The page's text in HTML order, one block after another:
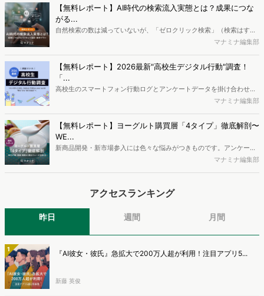
データを活用し、Web上の消費者行動を起点とした競合サイト分析や
消費者分析が可能です。今回はDockpitならではの利便性の高い機能
や活用方法を解説します。
【無料レポート】AI時代の検索流入実態とは？成果につな
がる...
自然検索の数は減っていないが、「ゼロクリック検索」（検索はする
がページには流入しない）の割合が増加しているのが、AI時代の検索
か、また、要因を理解した上で、成果に確実につながるコンテンツを
制作するにはどうするべきなのでしょうか。本レポートはこのような
疑問をお抱えのSEO・Webマーケティングご担当者様におすすめの内
容となっています。※本レポートは記事のフォームから無料でダウン
マナミナ編集部
【無料レポート】2026最新"高校生デジタル行動"調査！
「...
高校生のスマートフォン行動ログとアンケートデータを掛け合わせ、
最新の若年層（高校生）におけるデジタル行動実態やSNSの利用傾向
ち、スマートフォンを取り巻く環境が成熟するなか、新興SNSの台頭
により高校生のデジタルライフスタイルは新たな変化を見せていま
す。※資料は記事内の入力フォームより、ダウンロードいただけま
マナミナ編集部
【無料レポート】ヨーグルト購買層「4タイプ」徹底解剖〜
WE...
新商品開発・新市場参入には色々な悩みがつきものです。アンケート
調査を実施しても、購買実態が不透明、新商品の受容性も判断しきれ
ようにして市場理解をしていけるのか、現状の既発商品のセグメント
す。新商品開発関連担当者様・マーケティング担当者様向け必見のレ
ウンロードできます。
マナミナ編集部
アクセスランキング
昨日 週間 月間
1 『AI彼女・彼氏』急拡大で200万人超が利用！注目アプリ5...
新藤 英俊